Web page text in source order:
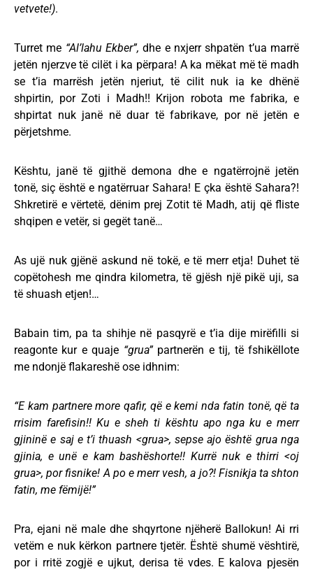
vetvete!).
Turret me “Al’lahu Ekber”,dhe e nxjerr shpatën t’ua marrë
jetën njerzve të cilët i ka përpara! A ka mëkat më të madh
se t’ia marrësh jetën njeriut, të cilit nuk ia ke dhënë
shpirtin, por Zoti i Madh!! Krijon robota me fabrika, e
shpirtat nuk janë në duar të fabrikave, por në jetën e
përjetshme.
Kështu, janë të gjithë demona dhe e ngatërrojnë jetën
tonë, siç është e ngatërruar Sahara! E çka është Sahara?!
Shkretirë e vërtetë, dënim prej Zotit të Madh, atij që fliste
shqipen e vetër, si gegët tanë…
As ujë nuk gjënë askund në tokë, e të merr etja! Duhet të
copëtohesh me qindra kilometra, të gjësh një pikë uji, sa
të shuash etjen!…
Babain tim, pa ta shihje në pasqyrë e t’ia dije mirëfilli si
reagonte kur e quaje “grua”partnerën e tij, të fshikëllote
me ndonjë flakareshë ose idhnim:
“E kam partnere more qafir, që e kemi nda fatin tonë, që ta
rrisim farefisin!! Ku e sheh ti kështu apo nga ku e merr
gjininë e saj e t’i thuash <grua>, sepse ajo është grua nga
gjinia, e unë e kam bashëshorte!! Kurrë nuk e thirri <oj
grua>, por fisnike! A po e merr vesh, a jo?! Fisnikja ta shton
fatin, me fëmijë!”
Pra, ejani në male dhe shqyrtone njëherë Ballokun! Ai rri
vetëm e nuk kërkon partnere tjetër. Është shumë vështirë,
por i rritë zogjë e ujkut, derisa të vdes. E kalova pjesën